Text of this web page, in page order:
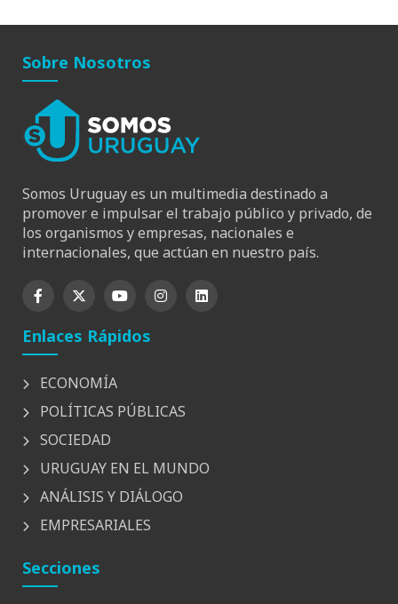
Sobre Nosotros
Somos Uruguay es un multimedia destinado a
promover e impulsar el trabajo público y privado, de
los organismos y empresas, nacionales e
internacionales, que actúan en nuestro país.
Enlaces Rápidos
ECONOMÍA
POLÍTICAS PÚBLICAS
SOCIEDAD
URUGUAY EN EL MUNDO
ANÁLISIS Y DIÁLOGO
EMPRESARIALES
Secciones